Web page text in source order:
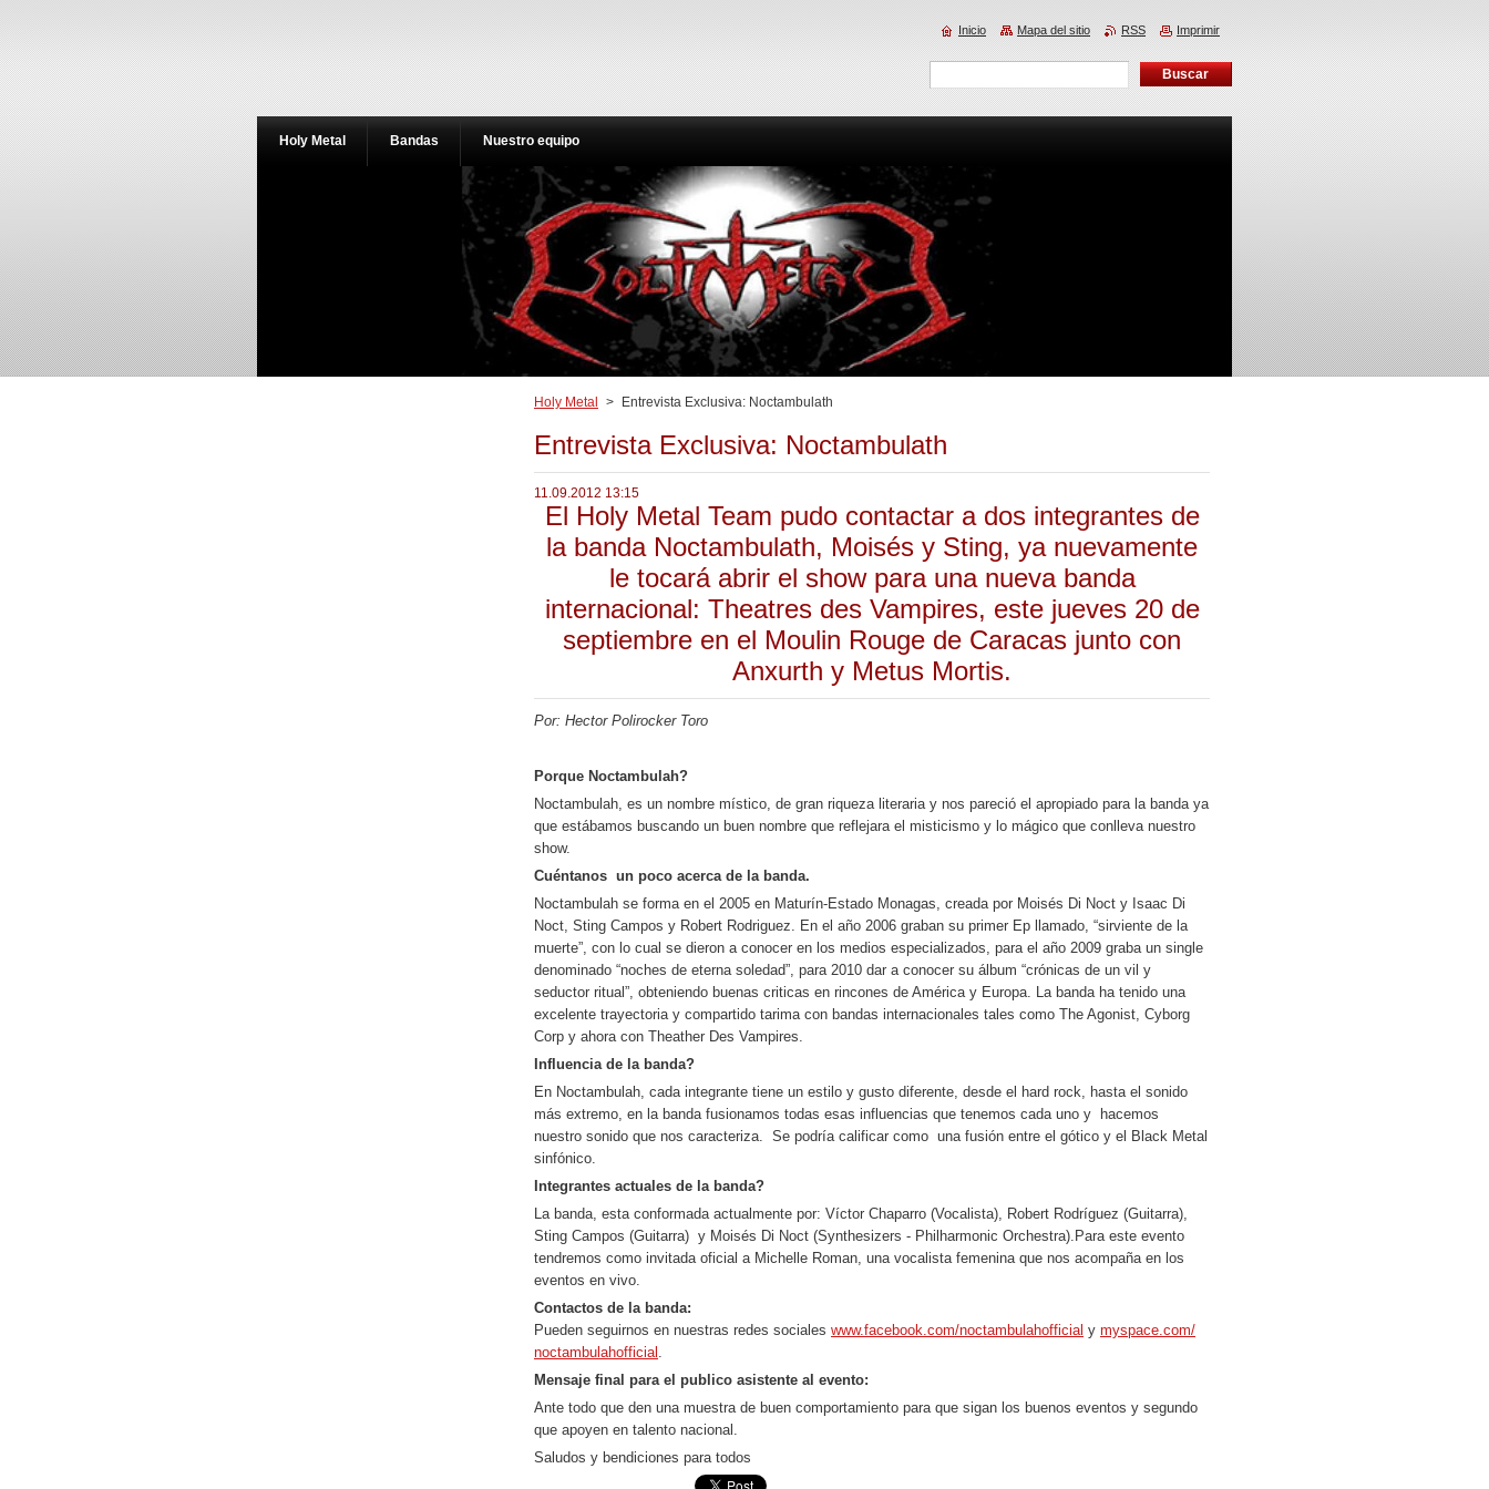
Holy Metal > Entrevista Exclusiva: Noctambulath
Entrevista Exclusiva: Noctambulath
11.09.2012 13:15
El Holy Metal Team pudo contactar a dos integrantes de
la banda Noctambulath, Moisés y Sting, ya nuevamente
le tocará abrir el show para una nueva banda
internacional: Theatres des Vampires, este jueves 20 de
septiembre en el Moulin Rouge de Caracas junto con
Anxurth y Metus Mortis.
Por: Hector Polirocker Toro
Porque Noctambulah?
Noctambulah, es un nombre místico, de gran riqueza literaria y nos pareció el apropiado para la banda ya
que estábamos buscando un buen nombre que reflejara el misticismo y lo mágico que conlleva nuestro
show.
Cuéntanos un poco acerca de la banda.
Noctambulah se forma en el 2005 en Maturín-Estado Monagas, creada por Moisés Di Noct y Isaac Di
Noct, Sting Campos y Robert Rodriguez. En el año 2006 graban su primer Ep llamado, “sirviente de la
muerte”, con lo cual se dieron a conocer en los medios especializados, para el año 2009 graba un single
denominado “noches de eterna soledad”, para 2010 dar a conocer su álbum “crónicas de un vil y
seductor ritual”, obteniendo buenas criticas en rincones de América y Europa. La banda ha tenido una
excelente trayectoria y compartido tarima con bandas internacionales tales como The Agonist, Cyborg
Corp y ahora con Theather Des Vampires.
Influencia de la banda?
En Noctambulah, cada integrante tiene un estilo y gusto diferente, desde el hard rock, hasta el sonido
más extremo, en la banda fusionamos todas esas influencias que tenemos cada uno y hacemos
nuestro sonido que nos caracteriza. Se podría calificar como una fusión entre el gótico y el Black Metal
sinfónico.
Integrantes actuales de la banda?
La banda, esta conformada actualmente por: Víctor Chaparro (Vocalista), Robert Rodríguez (Guitarra),
Sting Campos (Guitarra) y Moisés Di Noct (Synthesizers - Philharmonic Orchestra).Para este evento
tendremos como invitada oficial a Michelle Roman, una vocalista femenina que nos acompaña en los
eventos en vivo.
Contactos de la banda:
Pueden seguirnos en nuestras redes sociales www.facebook.com/noctambulahofficial y myspace.com/
noctambulahofficial .
Mensaje final para el publico asistente al evento:
Ante todo que den una muestra de buen comportamiento para que sigan los buenos eventos y segundo
que apoyen en talento nacional.
Saludos y bendiciones para todos
Holy Metal Bandas Nuestro equipo
Inicio Mapa del sitio RSS Imprimir